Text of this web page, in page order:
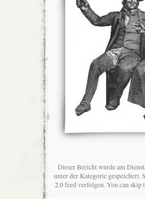
Dieser Bericht wurde am
unter der Kategorie
2.0feed verfolgen. You can skip